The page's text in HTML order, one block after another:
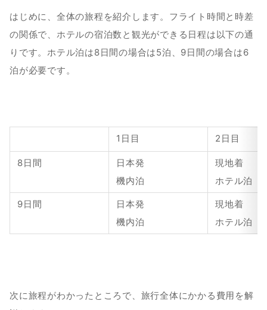
はじめに、全体の旅程を紹介します。フライト時間と時差
の関係で、ホテルの宿泊数と観光ができる日程は以下の通
りです。ホテル泊は8日間の場合は5泊、9日間の場合は6
泊が必要です。
1日目 2日目
8日間
日本発
機内泊
現地着
ホテル泊
9日間
日本発
機内泊
現地着
ホテル泊
次に旅程がわかったところで、旅行全体にかかる費用を解